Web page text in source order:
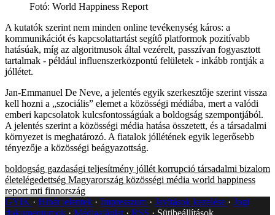
Fotó: World Happiness Report
A kutatók szerint nem minden online tevékenység káros: a
kommunikációt és kapcsolattartást segítő platformok pozitívabb
hatásúak, míg az algoritmusok által vezérelt, passzívan fogyasztott
tartalmak - például influenszerközpontú felületek - inkább rontják a
jóllétet.
Jan-Emmanuel De Neve, a jelentés egyik szerkesztője szerint vissza
kell hozni a „szociális” elemet a közösségi médiába, mert a valódi
emberi kapcsolatok kulcsfontosságúak a boldogság szempontjából.
A jelentés szerint a közösségi média hatása összetett, és a társadalmi
környezet is meghatározó. A fiatalok jóllétének egyik legerősebb
tényezője a közösségi beágyazottság.
boldogság gazdasági teljesítmény jóllét korrupció társadalmi bizalom
életelégedettség Magyarország közösségi média world happiness
report mti finnország
GYIK
Hibát jelentek Impresszum Javítások kezelése
Jogi
dokumentumok
Médiaajánlat RSS Sütibeállítások